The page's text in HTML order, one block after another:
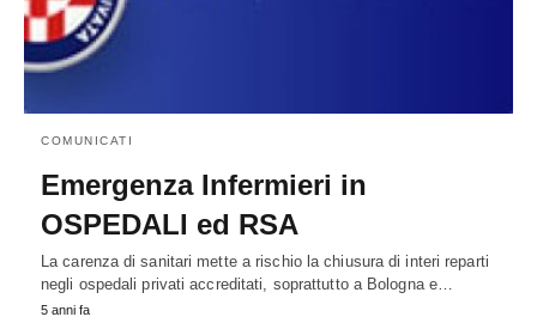
COMUNICATI
Emergenza Infermieri in
OSPEDALI ed RSA
La carenza di sanitari mette a rischio la chiusura di interi reparti
negli ospedali privati accreditati, soprattutto a Bologna e…
5 anni fa